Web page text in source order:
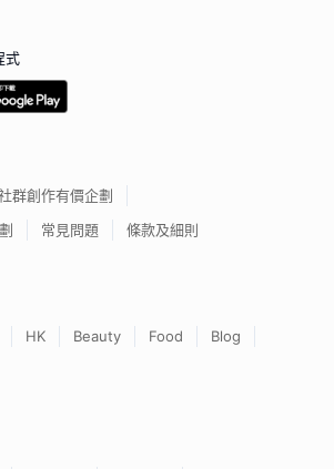
式
群創作有價企劃
常見問題 條款及細則
HK Beauty Food
Blog